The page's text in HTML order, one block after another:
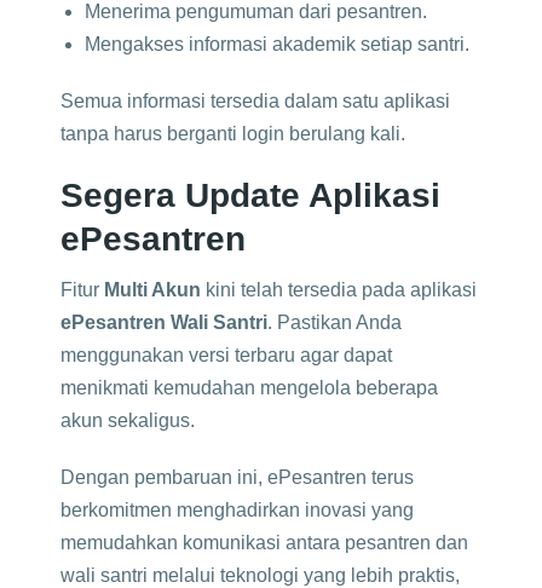
Menerima pengumuman dari pesantren.
Mengakses informasi akademik setiap santri.
Semua informasi tersedia dalam satu aplikasi
tanpa harus berganti login berulang kali.
Segera Update Aplikasi
ePesantren
Fitur Multi Akun kini telah tersedia pada aplikasi
ePesantren Wali Santri. Pastikan Anda
menggunakan versi terbaru agar dapat
menikmati kemudahan mengelola beberapa
akun sekaligus.
Dengan pembaruan ini, ePesantren terus
berkomitmen menghadirkan inovasi yang
memudahkan komunikasi antara pesantren dan
wali santri melalui teknologi yang lebih praktis,